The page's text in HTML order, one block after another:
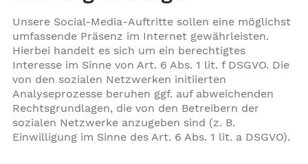
Unsere Social-Media-Auftritte sollen eine möglichst
umfassende Präsenz im Internet gewährleisten.
Hierbei handelt es sich um ein berechtigtes
Interesse im Sinne von Art. 6 Abs. 1 lit. f DSGVO. Die
von den sozialen Netzwerken initiierten
Analyseprozesse beruhen ggf. auf abweichenden
Rechtsgrundlagen, die von den Betreibern der
sozialen Netzwerke anzugeben sind (z. B.
Einwilligung im Sinne des Art. 6 Abs. 1 lit. a DSGVO).